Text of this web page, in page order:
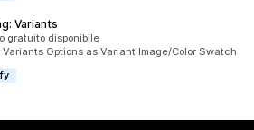
Variants
gratuito disponibile
Variants Options as Variant Image/Color Swatch